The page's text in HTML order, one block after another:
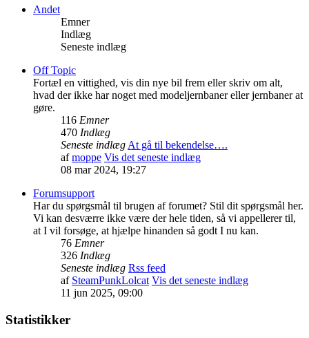
Andet
Emner
Indlæg
Seneste indlæg
Off Topic
Fortæl en vittighed, vis din nye bil frem eller skriv om alt,
hvad der ikke har noget med modeljernbaner eller jernbaner at
gøre.
116 Emner
470 Indlæg
Seneste indlægAt gå til bekendelse….
afmoppe Vis det seneste indlæg
08 mar 2024, 19:27
Forumsupport
Har du spørgsmål til brugen af forumet? Stil dit spørgsmål her.
Vi kan desværre ikke være der hele tiden, så vi appellerer til,
at I vil forsøge, at hjælpe hinanden så godt I nu kan.
76 Emner
326 Indlæg
Seneste indlæg Rss feed
af SteamPunkLolcat Vis det seneste indlæg
11 jun 2025, 09:00
Statistikker